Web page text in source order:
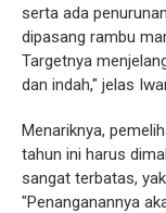
serta ada
dipasang rambu
Targetnya
dan indah," jelas
Menariknya,
tahun ini harus
sangat terbatas,
"Penanganannya